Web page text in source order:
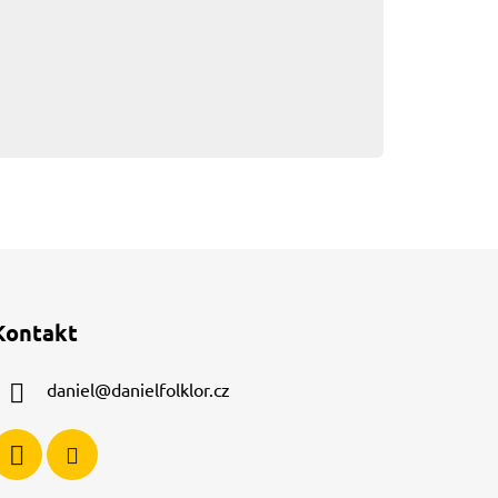
daniel@danielfolklor.cz